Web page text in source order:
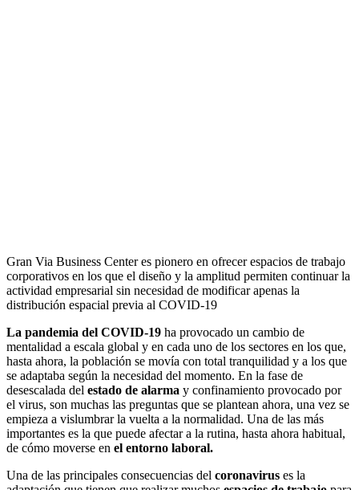
Gran Via Business Center es pionero en ofrecer espacios de trabajo
corporativos en los que el diseño y la amplitud permiten continuar la
actividad empresarial sin necesidad de modificar apenas la
distribución espacial previa al COVID-19
La pandemia del COVID-19 ha provocado un cambio de
mentalidad a escala global y en cada uno de los sectores en los que,
hasta ahora, la población se movía con total tranquilidad y a los que
se adaptaba según la necesidad del momento. En la fase de
desescalada del estado de alarma y confinamiento provocado por
el virus, son muchas las preguntas que se plantean ahora, una vez se
empieza a vislumbrar la vuelta a la normalidad. Una de las más
importantes es la que puede afectar a la rutina, hasta ahora habitual,
de cómo moverse en el entorno laboral.
Una de las principales consecuencias del coronavirus es la